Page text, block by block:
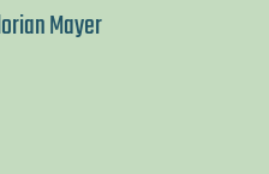
Mayer